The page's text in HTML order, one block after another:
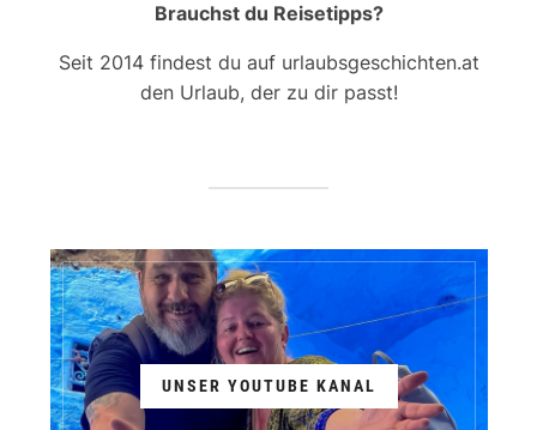
Brauchst du Reisetipps?
Seit 2014 findest du auf urlaubsgeschichten.at
den Urlaub, der zu dir passt!
UNSER YOUTUBE KANAL